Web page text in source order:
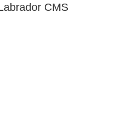
CMS